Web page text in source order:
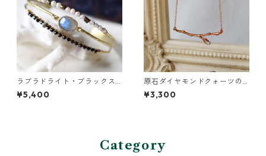
ラブラドライト・ブラックス
ピネル・パールの3連バングル
¥5,400
原石ダイヤモンドクォーツの
小枝ネックレス
¥3,300
Category